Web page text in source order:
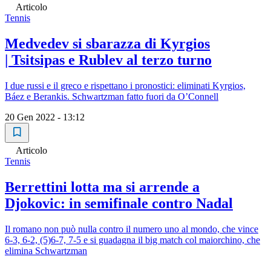
Articolo
Tennis
Medvedev si sbarazza di Kyrgios
| Tsitsipas e Rublev al terzo turno
I due russi e il greco e rispettano i pronostici: eliminati Kyrgios,
Báez e Berankis. Schwartzman fatto fuori da O’Connell
20 Gen 2022 - 13:12
Articolo
Tennis
Berrettini lotta ma si arrende a
Djokovic: in semifinale contro Nadal
Il romano non può nulla contro il numero uno al mondo, che vince
6-3, 6-2, (5)6-7, 7-5 e si guadagna il big match col maiorchino, che
elimina Schwartzman